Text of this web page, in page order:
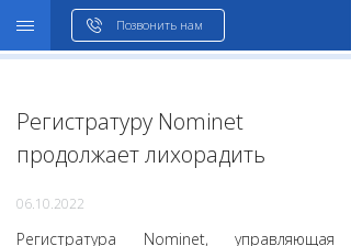
Позвонить нам
Регистратуру Nominet
продолжает лихорадить
06.10.2022
Регистратура Nominet, управляющая